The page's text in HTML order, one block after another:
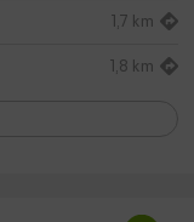
1,7 km
1,8 km